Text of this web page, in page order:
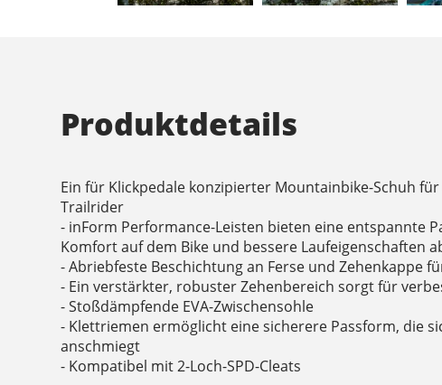
Produktdetails
Ein für Klickpedale konzipierter Mountainbike-Schuh
Trailrider
- inForm Performance-Leisten bieten eine entspannte
Komfort auf dem Bike und bessere Laufeigenschaften
- Abriebfeste Beschichtung an Ferse und Zehenkappe
- Ein verstärkter, robuster Zehenbereich sorgt für
- Stoßdämpfende EVA-Zwischensohle
- Klettriemen ermöglicht eine sicherere Passform, die
anschmiegt
- Kompatibel mit 2-Loch-SPD-Cleats